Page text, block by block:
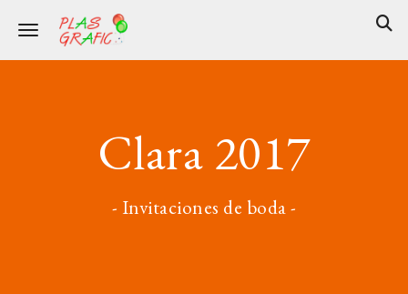
Toggle navigation
Clara 2017
- Invitaciones de boda -